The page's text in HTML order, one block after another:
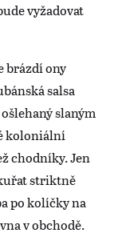
vyžadovat
brázdí ony
salsa
slaným
koloniální
chodníky. Jen
striktně
po kolíčky na
v obchodě.